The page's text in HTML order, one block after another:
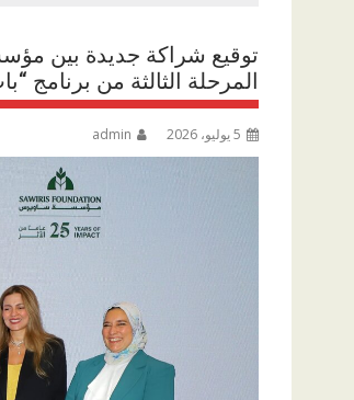
توقيع شراكة جديدة بين
المرحلة الثالثة من برنامج
5 يوليو، 2026 admin